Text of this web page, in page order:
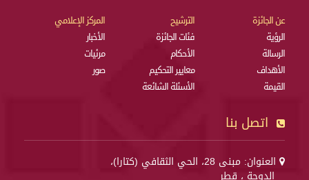
عن الجائزة
الرؤية
الرسالة
الأهداف
القيمة
الترشيح
فئات الجائزة
الأحكام
معايير التحكيم
الأسئلة الشائعة
المركز الإعلامي
الأخبار
مرئيات
صور
اتصل بنا
العنوان: مبنى 28، الحي الثقافي (كتارا)،
الدوحة ، قطر